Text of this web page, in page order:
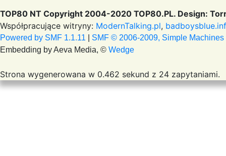
TOP80 NT Copyright 2004-2020 TOP80.PL. Design:
Współpracujące witryny: ModernTalking.pl,
Powered by SMF 1.1.11
SMF © 2006-2009, Simple Machines
Embedding by Aeva Media, © Wedge
Strona wygenerowana w 0.462 sekund z 24 zapytaniami.